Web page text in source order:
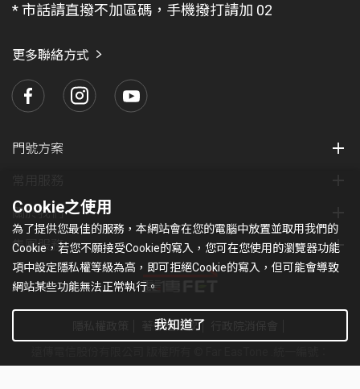
* 市話請直撥不加區碼，手機撥打請加 02
更多聯絡方式
門號方案
關於我們
集團服務
著作權條款
Cookie之使用
為了提供您最佳的服務，本網站會在您的電腦中放置並取用我們的
Cookie，若您不願接受Cookie的寫入，您可在您使用的瀏覽器功能
項中設定隱私權等級為高，即可拒絕Cookie的寫入，但可能會導致
網站某些功能無法正常執行。
我知道了